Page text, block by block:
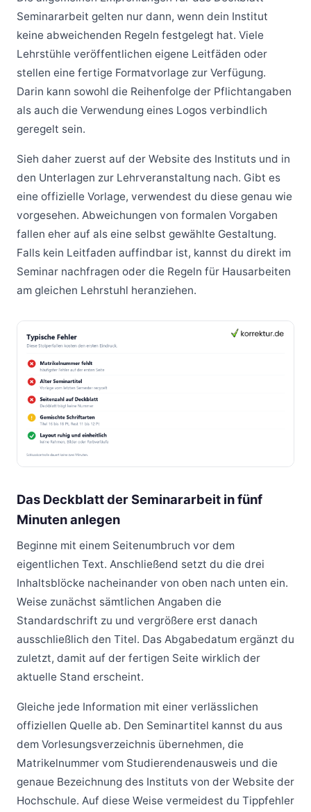
Seminararbeit gelten nur dann, wenn dein Institut
keine abweichenden Regeln festgelegt hat. Viele
Lehrstühle veröffentlichen eigene Leitfäden oder
stellen eine fertige Formatvorlage zur Verfügung.
Darin kann sowohl die Reihenfolge der Pflichtangaben
als auch die Verwendung eines Logos verbindlich
geregelt sein.
Sieh daher zuerst auf der Website des Instituts und in
den Unterlagen zur Lehrveranstaltung nach. Gibt es
eine offizielle Vorlage, verwendest du diese genau wie
vorgesehen. Abweichungen von formalen Vorgaben
fallen eher auf als eine selbst gewählte Gestaltung.
Falls kein Leitfaden auffindbar ist, kannst du direkt im
Seminar nachfragen oder die Regeln für Hausarbeiten
am gleichen Lehrstuhl heranziehen.
Das Deckblatt der Seminararbeit in fünf
Minuten anlegen
Beginne mit einem Seitenumbruch vor dem
eigentlichen Text. Anschließend setzt du die drei
Inhaltsblöcke nacheinander von oben nach unten ein.
Weise zunächst sämtlichen Angaben die
Standardschrift zu und vergrößere erst danach
ausschließlich den Titel. Das Abgabedatum ergänzt du
zuletzt, damit auf der fertigen Seite wirklich der
aktuelle Stand erscheint.
Gleiche jede Information mit einer verlässlichen
offiziellen Quelle ab. Den Seminartitel kannst du aus
dem Vorlesungsverzeichnis übernehmen, die
Matrikelnummer vom Studierendenausweis und die
genaue Bezeichnung des Instituts von der Website der
Hochschule. Auf diese Weise vermeidest du Tippfehler